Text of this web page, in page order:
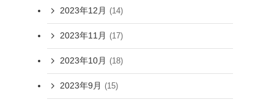
2023年12月 (14)
2023年11月 (17)
2023年10月 (18)
2023年9月 (15)